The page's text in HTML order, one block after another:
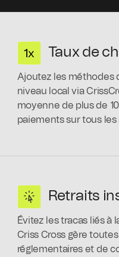
Taux de
Ajoutez les méthodes
niveau local via
moyenne de plus de
paiements sur tous les
Retraits
Évitez les tracas liés à
Criss Cross gère
réglementaires et de